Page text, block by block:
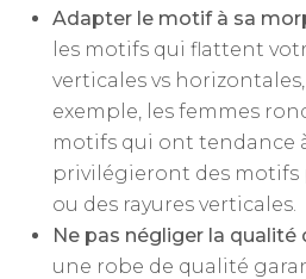
Adapter le motif à sa
les motifs qui flattent
verticales vs
exemple, les femmes
motifs qui ont tendance
privilégieront des motifs
ou des rayures verticales.
Ne pas négliger la qualité
une robe de qualité